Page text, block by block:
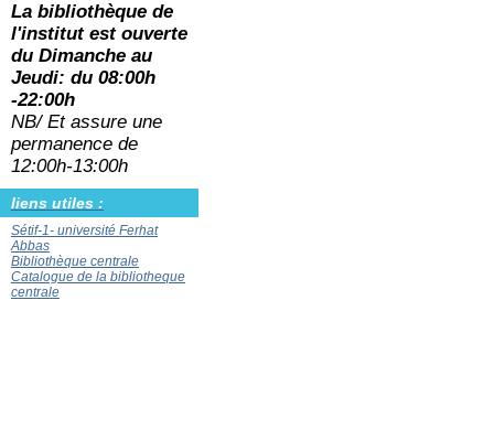
La bibliothèque de
l'institut est ouverte
du Dimanche au
Jeudi: du 08:00h
-22:00h
NB/ Et assure une
permanence de
12:00h-13:00h
liens utiles :
Sétif-1- université Ferhat
Abbas
Bibliothèque centrale
Catalogue de la bibliotheque
centrale